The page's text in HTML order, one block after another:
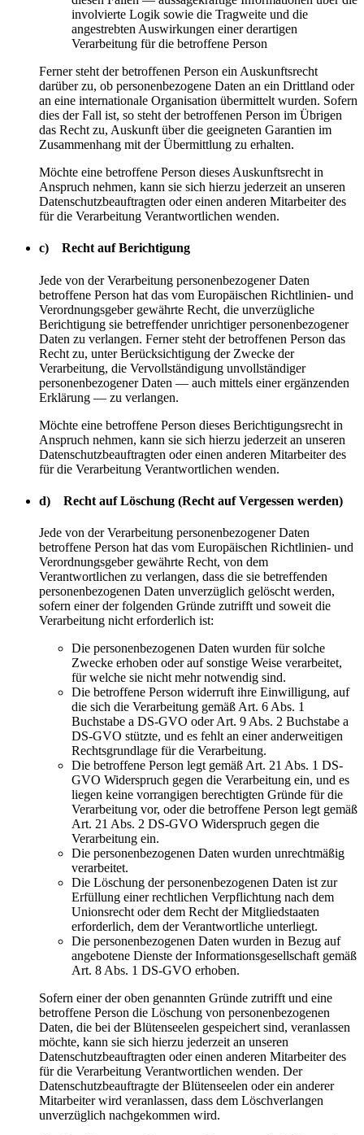
involvierte Logik sowie die Tragweite und die
angestrebten Auswirkungen einer derartigen
Verarbeitung für die betroffene Person
Ferner steht der betroffenen Person ein Auskunftsrecht
darüber zu, ob personenbezogene Daten an ein Drittland oder
an eine internationale Organisation übermittelt wurden. Sofern
dies der Fall ist, so steht der betroffenen Person im Übrigen
das Recht zu, Auskunft über die geeigneten Garantien im
Zusammenhang mit der Übermittlung zu erhalten.
Möchte eine betroffene Person dieses Auskunftsrecht in
Anspruch nehmen, kann sie sich hierzu jederzeit an unseren
Datenschutzbeauftragten oder einen anderen Mitarbeiter des
für die Verarbeitung Verantwortlichen wenden.
c) Recht auf Berichtigung
Jede von der Verarbeitung personenbezogener Daten
betroffene Person hat das vom Europäischen Richtlinien- und
Verordnungsgeber gewährte Recht, die unverzügliche
Berichtigung sie betreffender unrichtiger personenbezogener
Daten zu verlangen. Ferner steht der betroffenen Person das
Recht zu, unter Berücksichtigung der Zwecke der
Verarbeitung, die Vervollständigung unvollständiger
personenbezogener Daten — auch mittels einer ergänzenden
Erklärung — zu verlangen.
Möchte eine betroffene Person dieses Berichtigungsrecht in
Anspruch nehmen, kann sie sich hierzu jederzeit an unseren
Datenschutzbeauftragten oder einen anderen Mitarbeiter des
für die Verarbeitung Verantwortlichen wenden.
d) Recht auf Löschung (Recht auf Vergessen werden)
Jede von der Verarbeitung personenbezogener Daten
betroffene Person hat das vom Europäischen Richtlinien- und
Verordnungsgeber gewährte Recht, von dem
Verantwortlichen zu verlangen, dass die sie betreffenden
personenbezogenen Daten unverzüglich gelöscht werden,
sofern einer der folgenden Gründe zutrifft und soweit die
Verarbeitung nicht erforderlich ist:
Die personenbezogenen Daten wurden für solche
Zwecke erhoben oder auf sonstige Weise verarbeitet,
für welche sie nicht mehr notwendig sind.
Die betroffene Person widerruft ihre Einwilligung, auf
die sich die Verarbeitung gemäß Art. 6 Abs. 1
Buchstabe a DS-GVO oder Art. 9 Abs. 2 Buchstabe a
DS-GVO stützte, und es fehlt an einer anderweitigen
Rechtsgrundlage für die Verarbeitung.
Die betroffene Person legt gemäß Art. 21 Abs. 1 DS-
GVO Widerspruch gegen die Verarbeitung ein, und es
liegen keine vorrangigen berechtigten Gründe für die
Verarbeitung vor, oder die betroffene Person legt gemäß
Art. 21 Abs. 2 DS-GVO Widerspruch gegen die
Verarbeitung ein.
Die personenbezogenen Daten wurden unrechtmäßig
verarbeitet.
Die Löschung der personenbezogenen Daten ist zur
Erfüllung einer rechtlichen Verpflichtung nach dem
Unionsrecht oder dem Recht der Mitgliedstaaten
erforderlich, dem der Verantwortliche unterliegt.
Die personenbezogenen Daten wurden in Bezug auf
angebotene Dienste der Informationsgesellschaft gemäß
Art. 8 Abs. 1 DS-GVO erhoben.
Sofern einer der oben genannten Gründe zutrifft und eine
betroffene Person die Löschung von personenbezogenen
Daten, die bei der Blütenseelen gespeichert sind, veranlassen
möchte, kann sie sich hierzu jederzeit an unseren
Datenschutzbeauftragten oder einen anderen Mitarbeiter des
für die Verarbeitung Verantwortlichen wenden. Der
Datenschutzbeauftragte der Blütenseelen oder ein anderer
Mitarbeiter wird veranlassen, dass dem Löschverlangen
unverzüglich nachgekommen wird.